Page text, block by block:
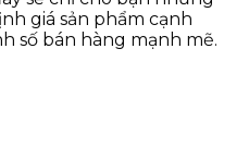
giá sản phẩm cạnh
số bán hàng mạnh mẽ.